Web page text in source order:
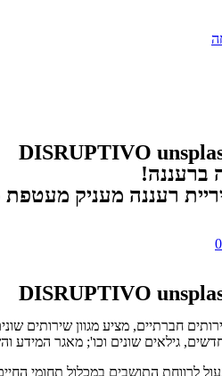
ברעננה!
רעננה מעניק
חברתיים, מציע מגוון שירותים
גילאים שונים וכו'; מאגר המידע